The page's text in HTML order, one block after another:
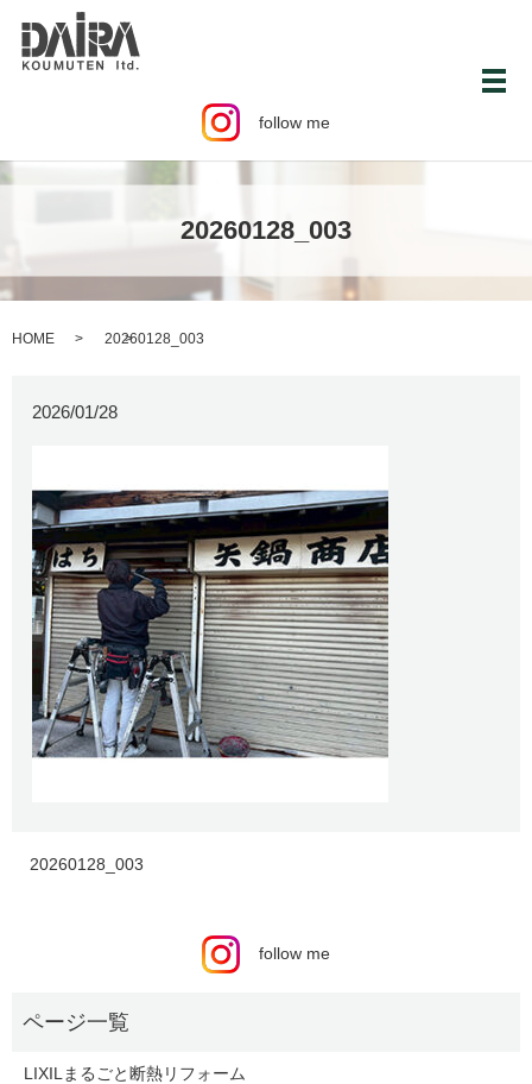
follow me
メ
20260128_003
HOME 20260128_003
2026/01/28
20260128_003
follow me
LIXILまるごと断熱リフォーム